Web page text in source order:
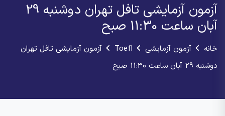
آزمون آزمایشی تافل تهران دوشنبه 29
آبان ساعت 11:30 صبح
خانه آزمون آزمایشی Toefl
آزمون آزمایشی تافل تهران
دوشنبه 29 آبان ساعت 11:30 صبح